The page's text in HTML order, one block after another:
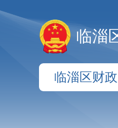
临淄
临淄区财